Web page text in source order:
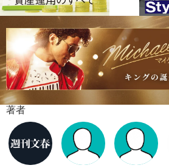
著者